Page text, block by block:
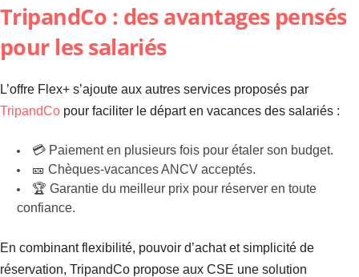
TripandCo : des avantages pensés
pour les salariés
L’offre Flex+ s’ajoute aux autres services proposés par
TripandCo pour faciliter le départ en vacances des salariés :
💳 Paiement en plusieurs fois pour étaler son budget.
🎫 Chèques-vacances ANCV acceptés.
🏆 Garantie du meilleur prix pour réserver en toute
confiance.
En combinant flexibilité, pouvoir d’achat et simplicité de
réservation, TripandCo propose aux CSE une solution